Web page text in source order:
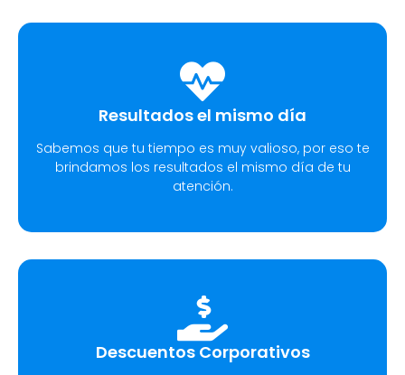
Resultados el mismo día
Sabemos que tu tiempo es muy valioso, por eso te
brindamos los resultados el mismo día de tu
atención.
Descuentos Corporativos